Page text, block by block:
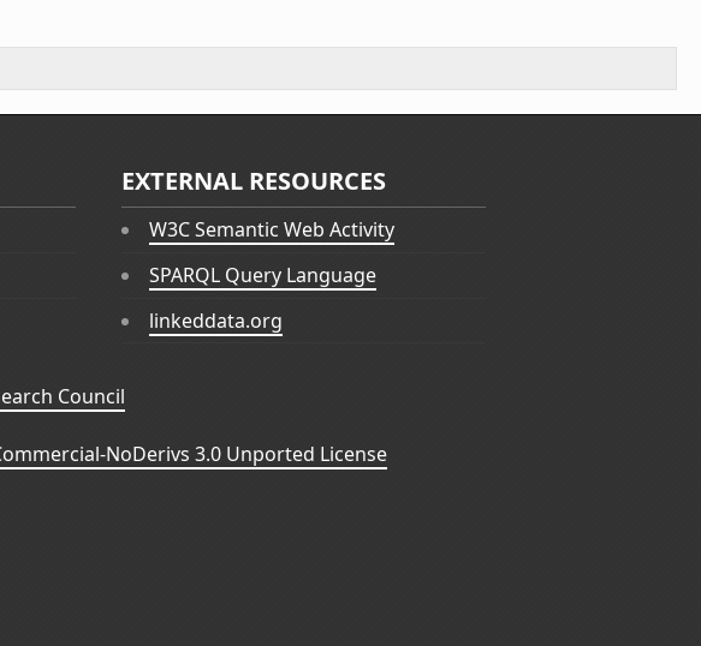
EXTERNAL RESOURCES
W3C Semantic Web Activity
SPARQL Query Language
linkeddata.org
Council
NoDerivs 3.0 Unported License